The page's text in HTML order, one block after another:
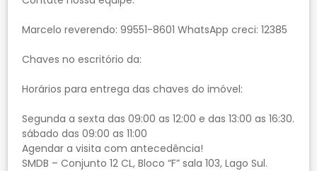
Marcelo reverendo: 99551-8601 WhatsApp creci: 12385
Chaves no escritório da:
Horários para entrega das chaves do imóvel:
Segunda a sexta das 09:00 as 12:00 e das 13:00 as 16:30.
sábado das 09:00 as 11:00
Agendar a visita com antecedência!
SMDB – Conjunto 12 CL, Bloco “F” sala 103, Lago Sul.